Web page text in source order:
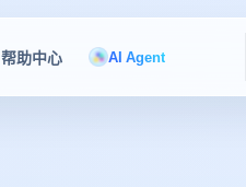
帮助中心 AI Agent